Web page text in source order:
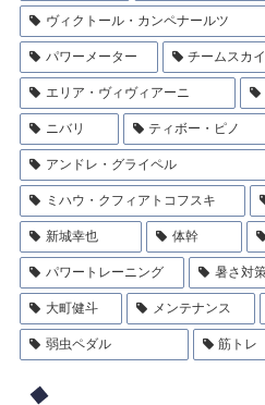
ヴィクトール・カンペナールツ
パワーメーター チームスカイ
エリア・ヴィヴィアーニ
ニバリ ティボー・ピノ
アンドレ・グライペル
ミハウ・クフィアトコフスキ
新城幸也 体幹
パワートレーニング 暑さ対
大町健斗 メンテナンス
弱虫ペダル 筋トレ